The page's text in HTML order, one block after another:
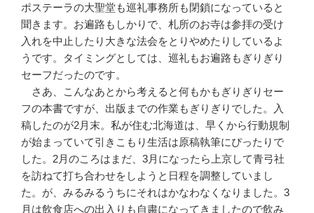
ポステーラの大聖堂も巡礼事務所も閉鎖になっていると
聞きます。お遍路もしかりで、札所のお寺は参拝の受け
入れを中止したり大きな法会をとりやめたりしているよ
うです。タイミングとしては、巡礼もお遍路もぎりぎり
セーフだったのです。
さあ、こんなあとから考えると何もかもぎりぎりセー
フの本書ですが、出版までの作業もぎりぎりでした。入
稿したのが2月末。私が住む北海道は、早くから行動規制
が始まっていて引きこもり生活は原稿執筆にぴったりで
した。2月のころはまだ、3月になったら上京して青弓社
を訪ねて打ち合わせをしようと日程を調整していまし
た。が、みるみるうちにそれはかなわなくなりました。3
月は飲食店への出入りも自粛になってきましたので飲み